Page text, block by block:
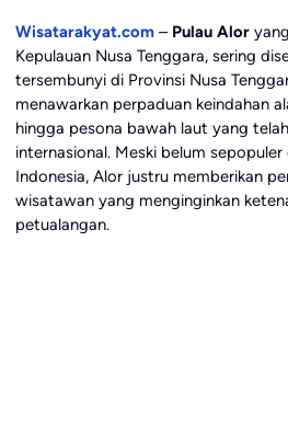
Wisatarakyat.com– Pulau Alor
Kepulauan Nusa Tenggara, sering
tersembunyi di Provinsi Nusa
menawarkan perpaduan keindahan
hingga pesona bawah laut yang
internasional. Meski belum
Indonesia, Alor justru memberikan
wisatawan yang menginginkan
petualangan.